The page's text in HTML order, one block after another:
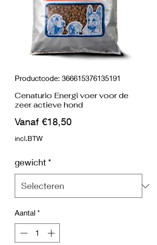
Productcode: 366615376135191
Cenaturio Energi voer voor de
zeer actieve hond
Vanaf €18,50Verkoopprijs
incl.BTW
gewicht*
Aantal *